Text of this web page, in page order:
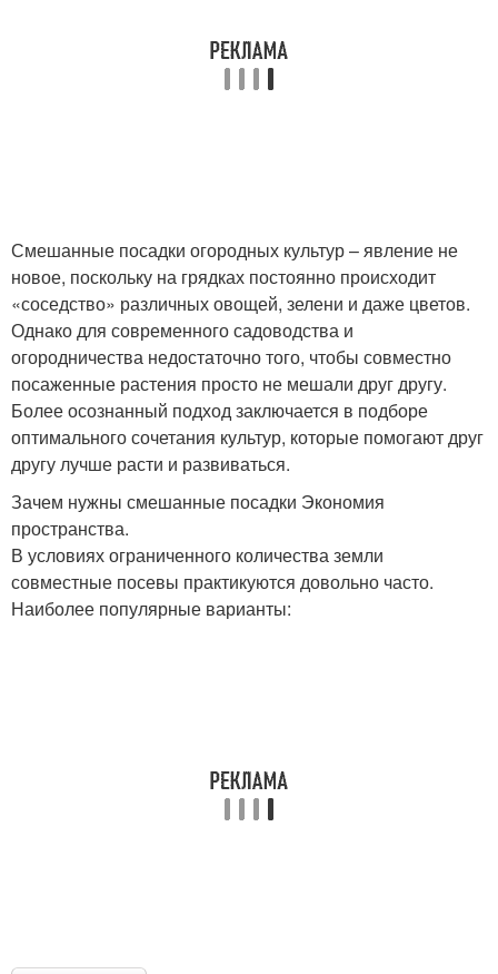
Смешанные посадки огородных культур – явление не
новое, поскольку на грядках постоянно происходит
«соседство» различных овощей, зелени и даже цветов.
Однако для современного садоводства и
огородничества недостаточно того, чтобы совместно
посаженные растения просто не мешали друг другу.
Более осознанный подход заключается в подборе
оптимального сочетания культур, которые помогают друг
другу лучше расти и развиваться.
Зачем нужны смешанные посадки Экономия
пространства.
В условиях ограниченного количества земли
совместные посевы практикуются довольно часто.
Наиболее популярные варианты: